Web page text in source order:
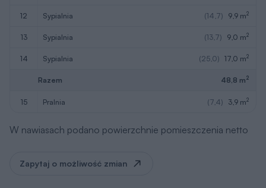
12 sypialnia (14,7) 9,9 m2
13 sypialnia (13,7) 9,0 m2
14 sypialnia (25,0) 17,0 m2
Razem 48,8 m2
15 pralnia (7,4) 3,9 m2
W nawiasach podano powierzchnie pomieszczenia netto
Zapytaj o możliwość zmian